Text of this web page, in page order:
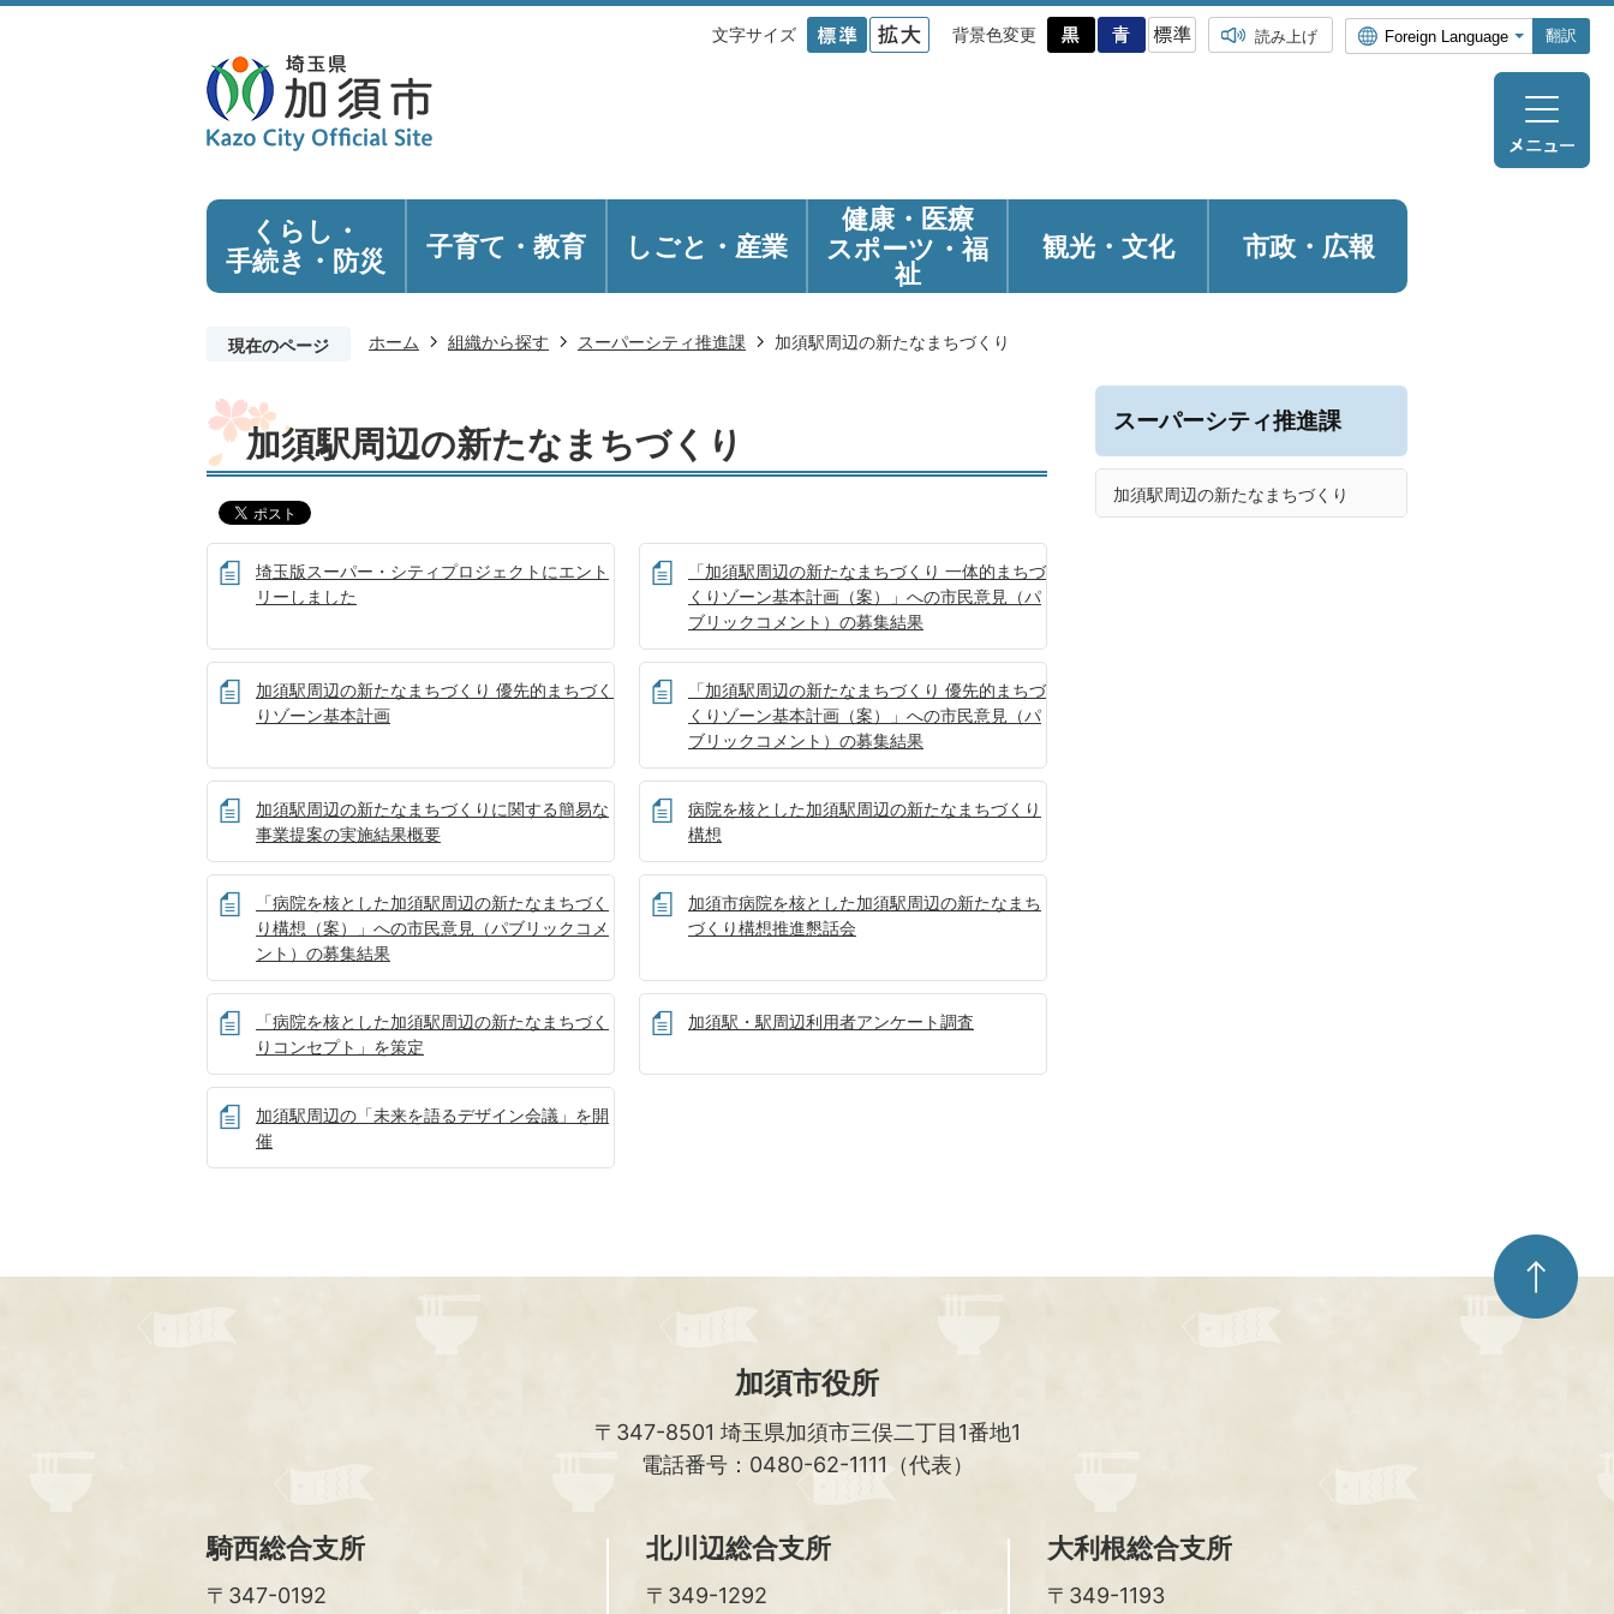
文字サイズ 背景色変更 読み上げ 翻訳
くらし・
手続き ・防災 子育て・教育 しごと・産業
健康・医療
スポーツ・福
祉
観光・ 文化 市政・広報
現在のページ ホーム 組織から探す スーパーシティ推進課 加須駅周辺の新たなまちづくり
加須駅周辺の新たなまちづくり
埼玉版スーパー・シティプロジェクトにエント
リーしました
「加須駅周辺の新たなまちづくり 一体的まちづ
くりゾーン基本計画（案）」への市民意見（パ
ブリックコメント）の募集結果
加須駅周辺の新たなまちづくり 優先的まちづく
りゾーン基本計画
「加須駅周辺の新たなまちづくり 優先的まちづ
くりゾーン基本計画（案）」への市民意見（パ
ブリックコメント）の募集結果
加須駅周辺の新たなまちづくりに関する簡易な
事業提案の実施結果概要
病院を核とした加須駅周辺の新たなまちづくり
構想
「病院を核とした加須駅周辺の新たなまちづく
り構想（案）」への市民意見（パブリックコメ
ント）の募集結果
加須市病院を核とした加須駅周辺の新たなまち
づくり構想推進懇話会
「病院を核とした加須駅周辺の新たなまちづく
りコンセプト」を策定
加須駅・駅周辺利用者アンケート調査
加須駅周辺の「未来を語るデザイン会議」を開
催
スーパーシティ推進課
加須駅周辺の新たなまちづくり
ペ
ー
ジ
加須市役所
〒347-8501 埼玉県加須市三俣二丁目1番地1
電話番号：0480-62-1111（代表）
騎西総合支所
〒347-0192
北川辺総合支所
〒349-1292
大利根総合支所
〒349-1193